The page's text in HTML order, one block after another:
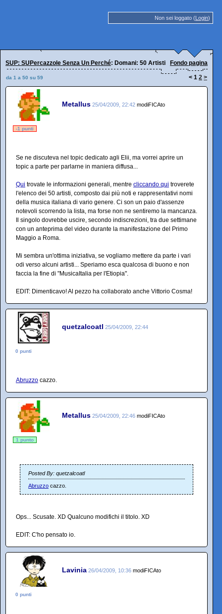
Non sei loggato (Login)
SUP: SUPercazzole Senza Un Perché: Domani: 50 Artisti per l'Abruzzo.
Fondo pagina
da 1 a 50 su 59 < 1 2 >
Metallus 25/04/2009, 22:42 modiFICAto
-1 punti
Se ne discuteva nel topic dedicato agli Elii, ma vorrei aprire un
topic a parte per parlarne in maniera diffusa...
Qui trovate le informazioni generali, mentre cliccando qui troverete
l'elenco dei 50 artisti, composto dai più noti e rappresentativi nomi
della musica italiana di vario genere. Ci son un paio d'assenze
notevoli scorrendo la lista, ma forse non ne sentiremo la mancanza.
Il singolo dovrebbe uscire, secondo indiscrezioni, tra due settimane
con un anteprima del video durante la manifestazione del Primo
Maggio a Roma.
Mi sembra un'ottima iniziativa, se vogliamo mettere da parte i vari
odi verso alcuni artisti... Speriamo esca qualcosa di buono e non
faccia la fine di "MusicaItalia per l'Etiopia".
EDIT: Dimenticavo! Al pezzo ha collaborato anche Vittorio Cosma!
quetzalcoatl 25/04/2009, 22:44
0 punti
Abruzzo cazzo.
Metallus 25/04/2009, 22:46 modiFICAto
1 punto
Posted By: quetzalcoatl
Abruzzo cazzo.
Ops... Scusate. XD Qualcuno modifichi il titolo. XD
EDIT: C'ho pensato io.
Lavinia 26/04/2009, 10:36 modiFICAto
0 punti